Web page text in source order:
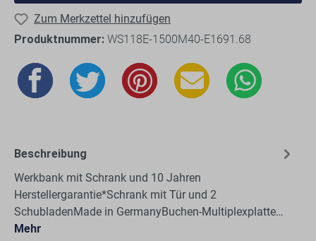
Zum Merkzettel hinzufügen
Produktnummer: WS118E-1500M40-E1691.68
Beschreibung
Werkbank mit Schrank und 10 Jahren
Herstellergarantie*Schrank mit Tür und 2
SchubladenMade in GermanyBuchen-Multiplexplatte…
Mehr